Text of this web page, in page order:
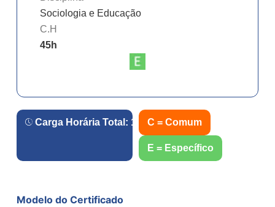
Sociologia e Educação
C.H
45h
Carga Horária Total: 180 h.
C = Comum
E = Específico
Modelo do Certificado